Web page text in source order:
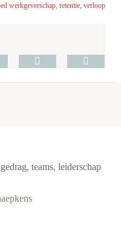
werkgeverschap, retentie, verloop
teams, leiderschap